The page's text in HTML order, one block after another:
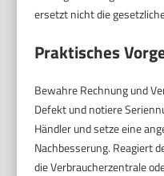
ersetzt nicht die
Praktisches
Bewahre Rechnung und
Defekt und notiere
Händler und setze eine
Nachbesserung. Reagiert
die Verbraucherzentrale